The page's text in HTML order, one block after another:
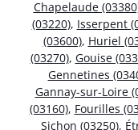
Chapelaude
(03220), Isserpent
(03600), Huriel
(03270), Gouise
Gennetines
Gannay-sur-Loire
(03160), Fourilles
Sichon (03250),